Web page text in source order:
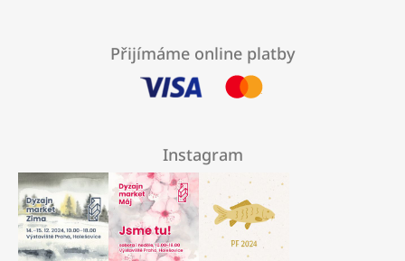
Přijímáme online platby
Instagram